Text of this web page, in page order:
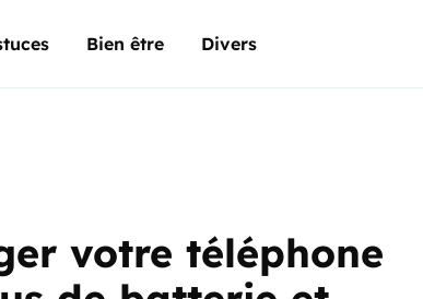
Bien être Divers
votre téléphone